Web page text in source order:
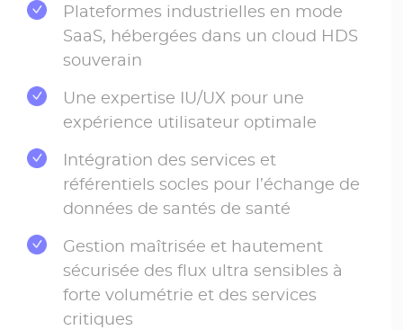
Plateformes industrielles en mode
SaaS, hébergées dans un cloud HDS
souverain
Une expertise IU/UX pour une
expérience utilisateur optimale
Intégration des services et
référentiels socles pour l’échange de
données de santés de santé
Gestion maîtrisée et hautement
sécurisée des flux ultra sensibles à
forte volumétrie et des services
critiques